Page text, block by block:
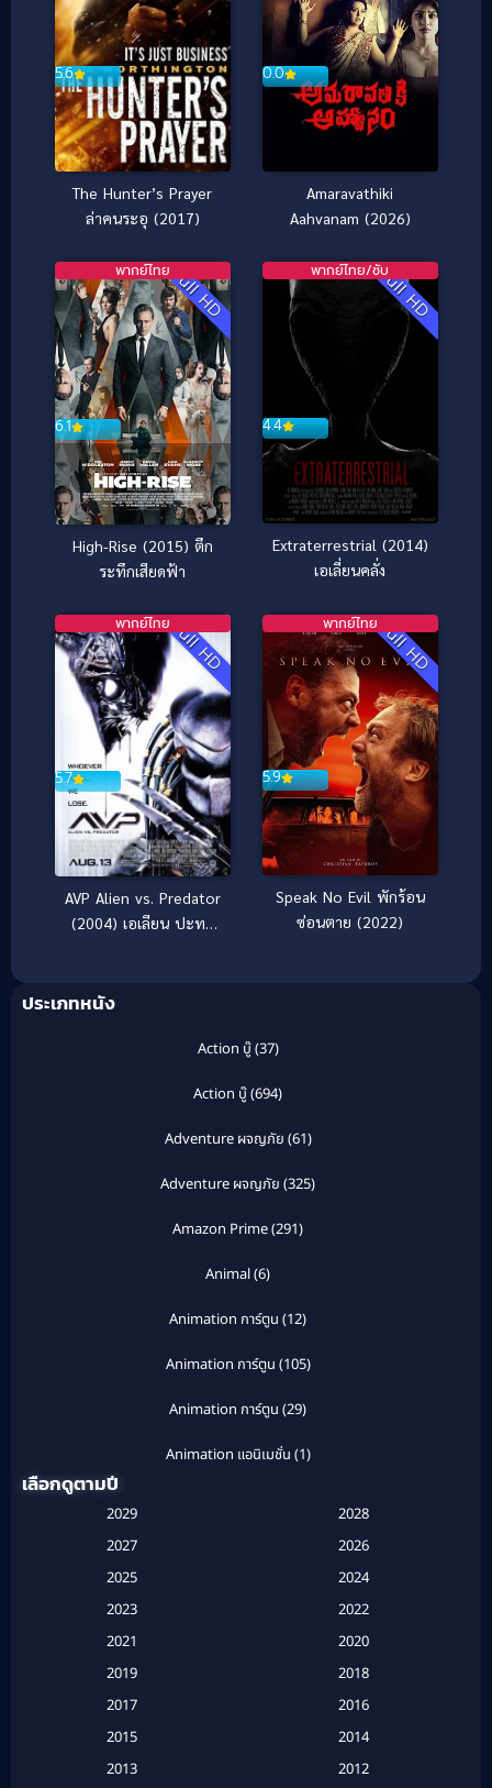
5.6
The Hunter’s Prayer
ล่าคนระอุ (2017)
0.0
Amaravathiki
Aahvanam (2026)
Full HD
6.1
พากย์ไทย
High-Rise (2015) ตึก
ระทึกเสียดฟ้า
Full HD
4.4
พากย์ไทย/ซับ
Extraterrestrial (2014)
เอเลี่ยนคลั่ง
Full HD
5.7
พากย์ไทย
AVP Alien vs. Predator
(2004) เอเลียน ปะทะ
Full HD
5.9
พากย์ไทย
Speak No Evil พักร้อน
ซ่อนตาย (2022)
ประเภทหนัง
Action บู๊(37)
Action บู๊(694)
Adventure ผจญภัย (61)
Adventure ผจญภัย (325)
Amazon Prime(291)
Animal(6)
Animation การ์ตูน (12)
Animation การ์ตูน (105)
Animation การ์ตูน (29)
Animation แอนิเมชั่น (1)
Based on a True Story สร้างจากเรื่องจริง(2)
Based on a True Story เรื่องจริง (16)
เลือกดูตามปี
2029
2028
2027
2026
2025
2024
2023
2022
2021
2020
2019
2018
2017
2016
2015
2014
2013
2012